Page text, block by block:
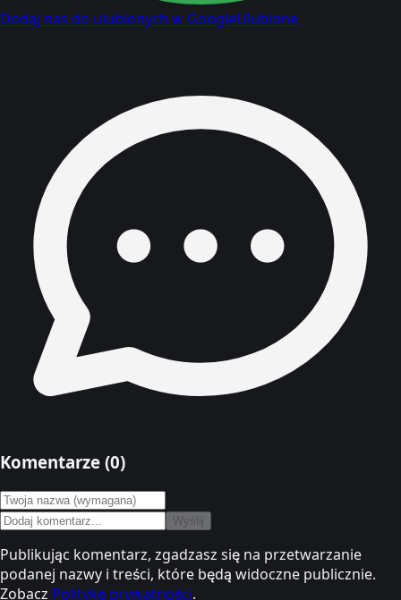
Dodaj nas do ulubionych w GoogleUlubione
Komentarze (0)
Wyślij
Publikując komentarz, zgadzasz się na przetwarzanie
podanej nazwy i treści, które będą widoczne publicznie.
Zobacz Politykę prywatności.